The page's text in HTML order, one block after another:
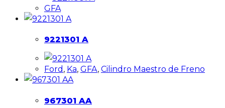
GFA
9221301 A
Ford , Ka, GFA, Cilindro Maestro de Freno
967301 AA